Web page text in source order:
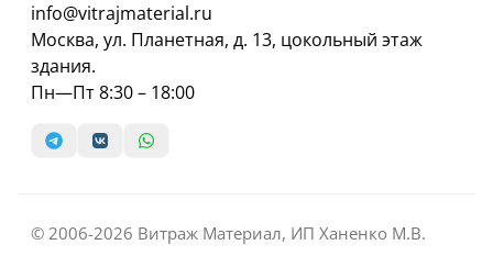
info@vitrajmaterial.ru
Москва, ул. Планетная, д. 13, цокольный этаж
здания.
Пн—Пт 8:30 – 18:00
© 2006-2026 Витраж Материал, ИП Ханенко М.В.